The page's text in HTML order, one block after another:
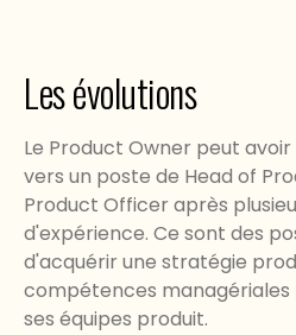
Les évolutions
Le Product Owner peut
vers un poste de Head of
Product Officer après
d'expérience. Ce sont des
d'acquérir une stratégie
compétences
ses équipes produit.